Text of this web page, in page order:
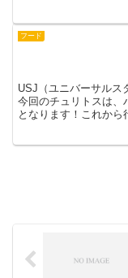
フード
USJ（ユニバーサルス
今回のチュリトスは、
となります！これか